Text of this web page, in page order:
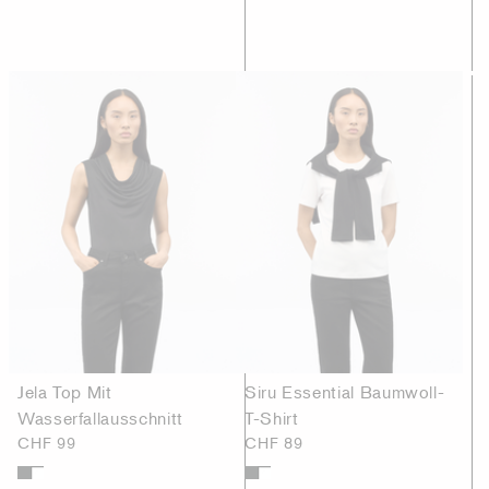
Jela Top Mit
Wasserfallausschnitt
CHF 99
Siru Essential Baumwoll-
T-Shirt
CHF 89